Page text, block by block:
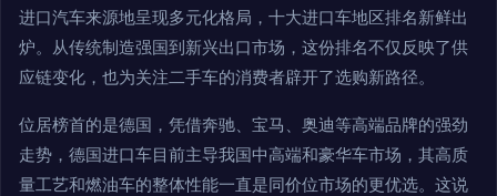
进口汽车来源地呈现多元化格局，十大进口车地区排名新鲜出
炉。从传统制造强国到新兴出口市场，这份排名不仅反映了供
应链变化，也为关注二手车的消费者辟开了选购新路径。
位居榜首的是德国，凭借奔驰、宝马、奥迪等高端品牌的强劲
走势，德国进口车目前主导我国中高端和豪华车市场，其高质
量工艺和燃油车的整体性能一直是同价位市场的更优选。这说